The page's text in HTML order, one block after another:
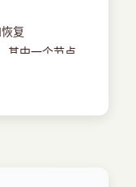
复
中一个节点
个节点都有
如果主节点没